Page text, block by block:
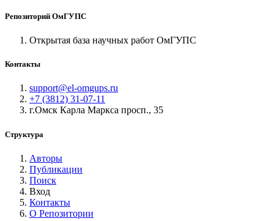
Репозиторий ОмГУПС
Открытая база научных работ ОмГУПС
Контакты
support@el-omgups.ru
+7 (3812) 31-07-11
г.Омск Карла Маркса просп., 35
Структура
Авторы
Публикации
Поиск
Вход
Контакты
О Репозитории